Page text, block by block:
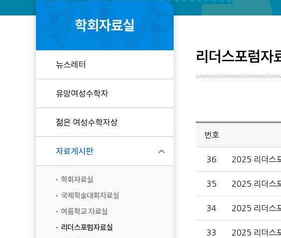
현임원
역대임원
KWMS 후원
겨울워크숍
학회자료실
뉴스레터
유망여성수학자
젊은 여성수학자상
자료게시판
학회자료실
국제학술대회자료실
여름학교 자료실
리더스포럼자료실
리더스포럼자
번호
36 2025 리더스
35 2025 리더스
34 2025 리더스
33 2025 리더스